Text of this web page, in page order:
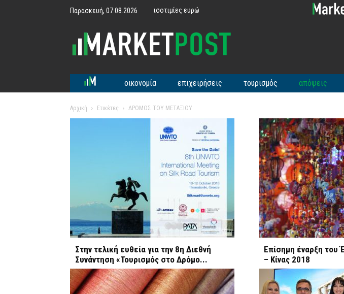
Παρασκευή, 07.08.2026 ισοτιμίες ευρώ
οικονομία επιχειρήσεις τουρισμός απόψεις
Αρχική Ετικέτες ΔΡΟΜΟΣ ΤΟΥ ΜΕΤΑΞΙΟΥ
Στην τελική ευθεία για την 8η Διεθνή
Συνάντηση «Τουρισμός στο Δρόμο...
Επίσημη έναρξη του
– Κίνας 2018